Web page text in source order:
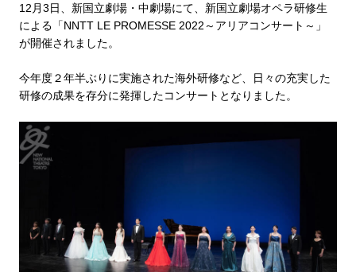
12月3日、新国立劇場・中劇場にて、新国立劇場オペラ研修生
による「NNTT LE PROMESSE 2022～アリアコンサート～」
が開催されました。
今年度２年半ぶりに実施された海外研修など、日々の充実した
研修の成果を存分に発揮したコンサートとなりました。